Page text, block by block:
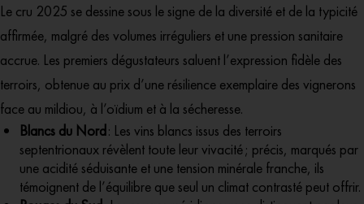
Le cru 2025 se dessine sous le signe de la diversité et de la typicité
affirmée, malgré des volumes irréguliers et une pression sanitaire
accrue. Les premiers dégustateurs saluent l’expression fidèle des
terroirs, obtenue au prix d’une résilience exemplaire des vignerons
face au mildiou, à l’oïdium et à la sécheresse.
Blancs du Nord : Les vins blancs issus des terroirs
septentrionaux révèlent toute leur vivacité ; précis, marqués par
une acidité séduisante et une tension minérale franche, ils
témoignent de l’équilibre que seul un climat contrasté peut offrir.